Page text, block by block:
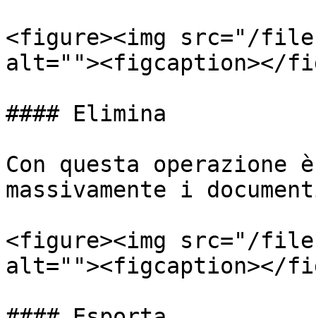
<figure><img src="/files/
alt=""><figcaption></
#### Elimina
Con questa
massivamente i
<figure><img src="/
alt=""><figcaption></